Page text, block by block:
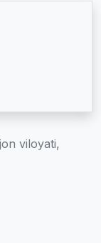
viloyati,